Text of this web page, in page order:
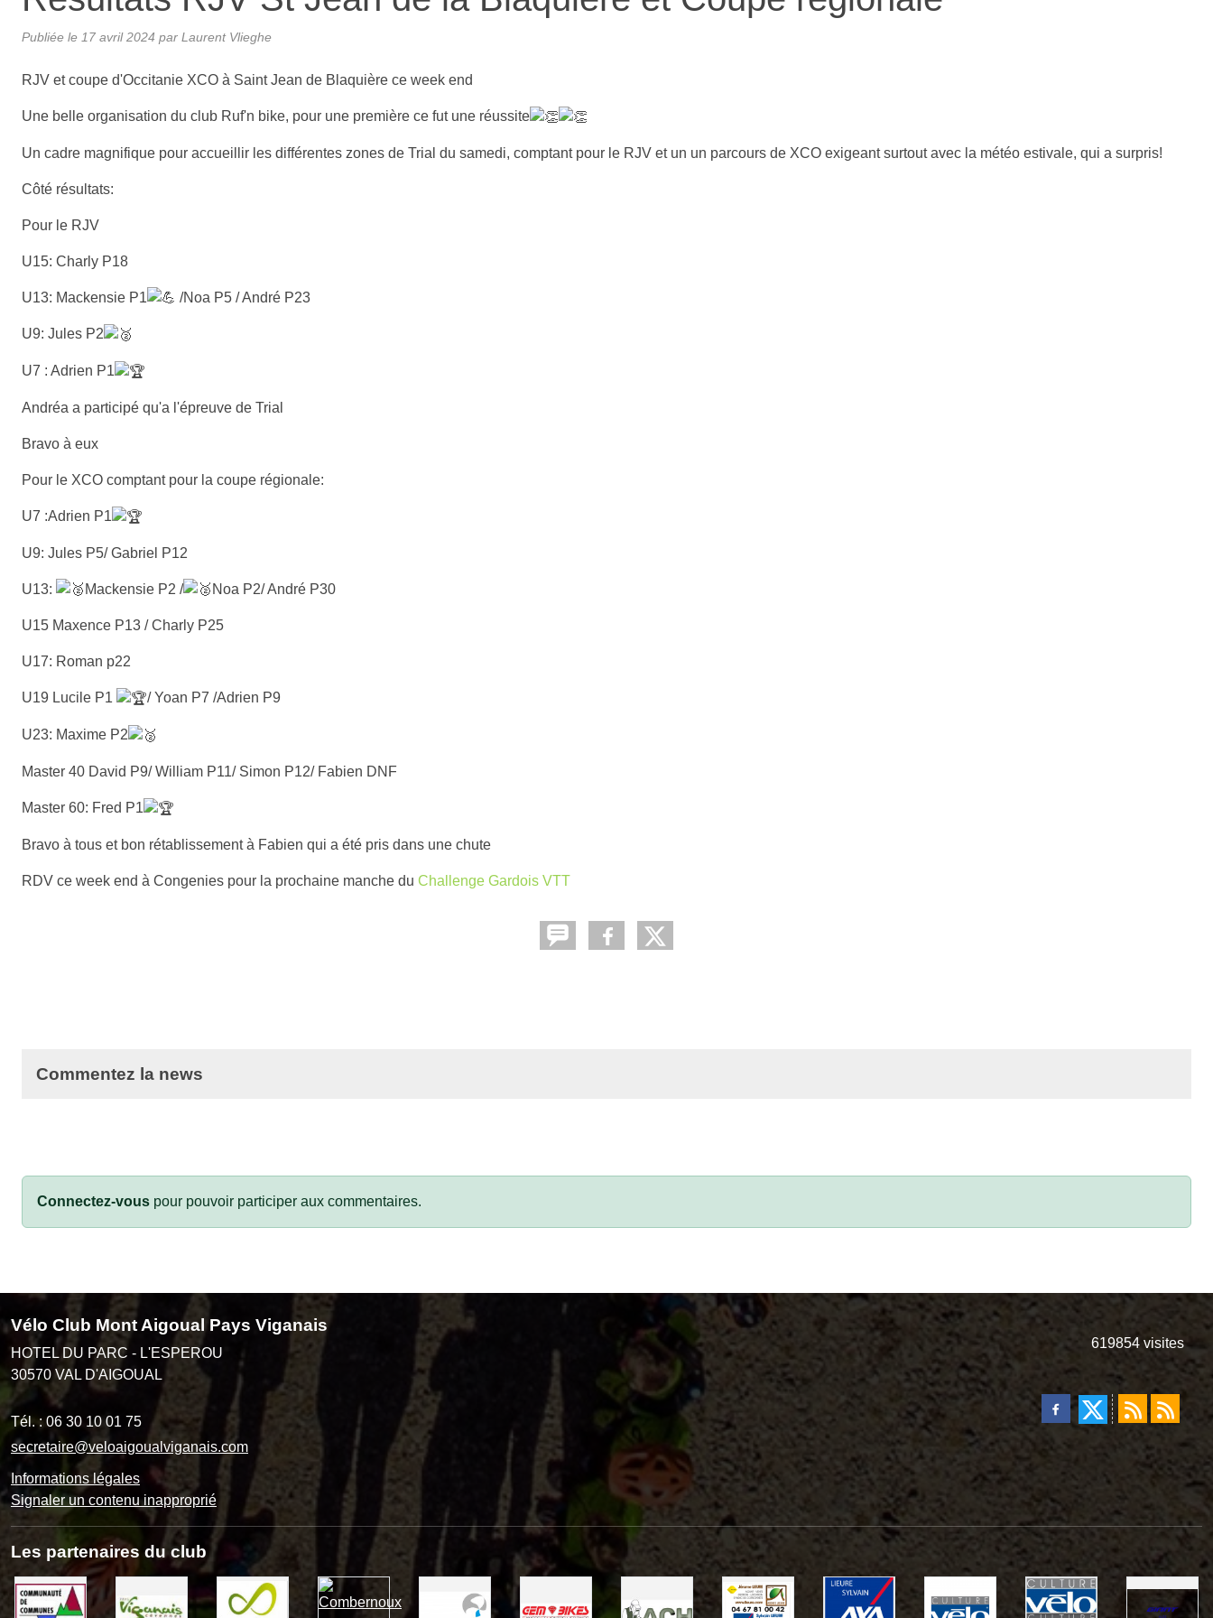
Publiée le 17 avril 2024 par Laurent Vlieghe
RJV et coupe d'Occitanie XCO à Saint Jean de Blaquière ce week end
Une belle organisation du club Ruf'n bike, pour une première ce fut une réussite
Un cadre magnifique pour accueillir les différentes zones de Trial du samedi, comptant pour le RJV et un un parcours de XCO exigeant surtout avec la météo estivale, qui a surpris!
Côté résultats:
Pour le RJV
U15: Charly P18
U13: Mackensie P1 /Noa P5 / André P23
U9: Jules P2
U7 : Adrien P1
Andréa a participé qu'a l'épreuve de Trial
Bravo à eux
Pour le XCO comptant pour la coupe régionale:
U7 :Adrien P1
U9: Jules P5/ Gabriel P12
U13: Mackensie P2 / Noa P2/ André P30
U15 Maxence P13 / Charly P25
U17: Roman p22
U19 Lucile P1 / Yoan P7 /Adrien P9
U23: Maxime P2
Master 40 David P9/ William P11/ Simon P12/ Fabien DNF
Master 60: Fred P1
Bravo à tous et bon rétablissement à Fabien qui a été pris dans une chute
RDV ce week end à Congenies pour la prochaine manche du Challenge Gardois VTT
Commentez la news
Connectez-vous pour pouvoir participer aux commentaires.
Vélo Club Mont Aigoual Pays Viganais
HOTEL DU PARC - L'ESPEROU
30570 VAL D'AIGOUAL
Tél. :06 30 10 01 75
secretaire@veloaigoualviganais.com
Informations légales
Signaler un contenu inapproprié
619854 visites
Les partenaires du club